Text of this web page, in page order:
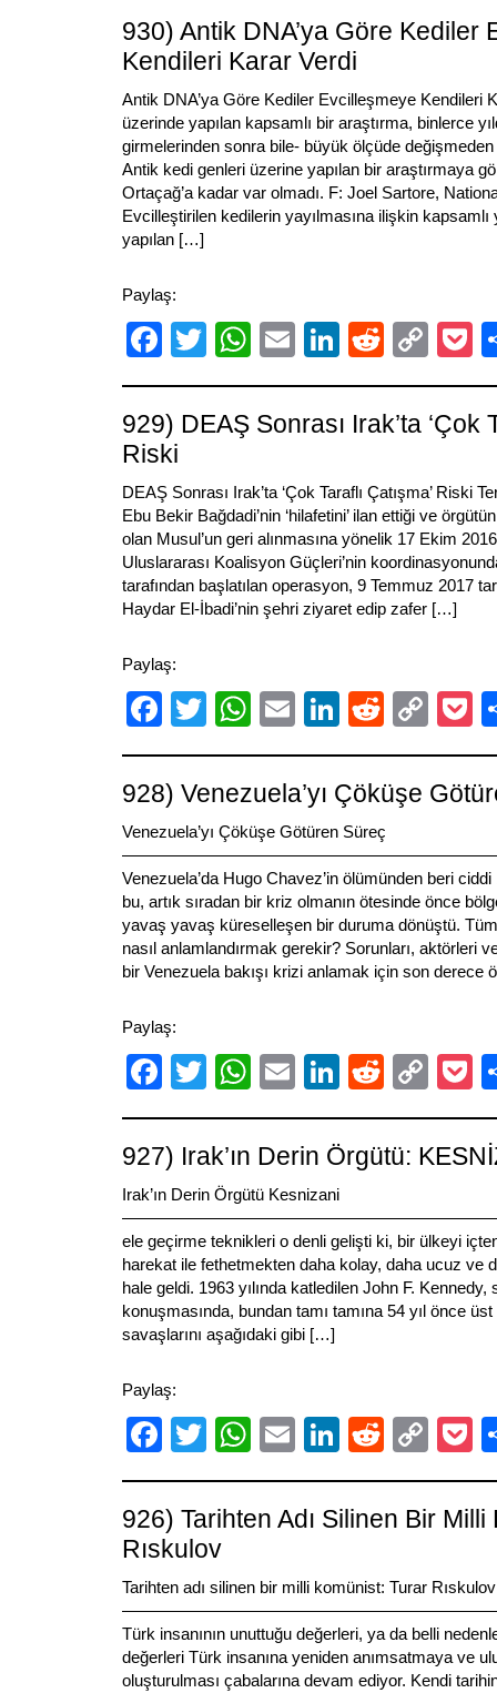
930) Antik DNA’ya Göre Kediler
Kendileri Karar Verdi
Antik DNA’ya Göre Kediler Evcilleşmeye Kendileri
üzerinde yapılan kapsamlı bir araştırma, binlerce
girmelerinden sonra bile- büyük ölçüde değişmeden
Antik kedi genleri üzerine yapılan bir araştırmaya
Ortaçağ’a kadar var olmadı. F: Joel Sartore,
Evcilleştirilen kedilerin yayılmasına ilişkin kapsamlı
yapılan […]
Paylaş:
Facebook
TwitterWhatsApp
EmailLinkedIn
Reddit
Link
929) DEAŞ Sonrası Irak’ta ‘Çok
Riski
DEAŞ Sonrası Irak’ta ‘Çok Taraflı Çatışma’ Riski
Ebu Bekir Bağdadi’nin ‘hilafetini’ ilan ettiği ve
olan Musul’un geri alınmasına yönelik 17 Ekim
Uluslararası Koalisyon Güçleri’nin
tarafından başlatılan operasyon, 9 Temmuz 2017
Haydar El-İbadi’nin şehri ziyaret edip zafer […]
Paylaş:
Facebook
TwitterWhatsApp
EmailLinkedIn
Reddit
Link
928) Venezuela’yı Çöküşe
Venezuela’yı Çöküşe Götüren Süreç
Venezuela’da Hugo Chavez’in ölümünden beri
bu, artık sıradan bir kriz olmanın ötesinde önce
yavaş yavaş küreselleşen bir duruma dönüştü.
nasıl anlamlandırmak gerekir? Sorunları, aktörleri
bir Venezuela bakışı krizi anlamak için son
Paylaş:
Facebook
TwitterWhatsApp
EmailLinkedIn
Reddit
Link
927) Irak’ın Derin Örgütü:
Irak’ın Derin Örgütü Kesnizani
ele geçirme teknikleri o denli gelişti ki, bir ülkeyi
harekat ile fethetmekten daha kolay, daha ucuz ve
hale geldi. 1963 yılında katledilen John F.
konuşmasında, bundan tamı tamına 54 yıl önce
savaşlarını aşağıdaki gibi […]
Paylaş:
Facebook
TwitterWhatsApp
EmailLinkedIn
Reddit
Link
926) Tarihten Adı Silinen Bir
Rıskulov
Tarihten adı silinen bir milli komünist: Turar Rıskulov
—————————————————————————
Türk insanının unuttuğu değerleri, ya da belli
değerleri Türk insanına yeniden anımsatmaya ve
oluşturulması çabalarına devam ediyor. Kendi